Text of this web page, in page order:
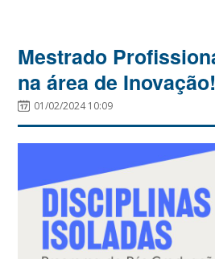
Mestrado
na área de Inovação!
01/02/2024 10:09